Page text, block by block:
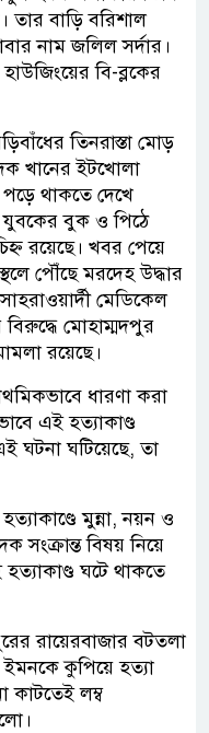
তার বাড়ি বরিশাল
নাম জলিল সর্দার।
বি-ব্লকের
তিনরাস্তা মোড়
খানের ইটখোলা
থাকতে দেখে
যুবকের বুক ও পিঠে
রয়েছে। খবর পেয়ে
পৌঁছে মরদেহ উদ্ধার
মেডিকেল
মোহাম্মদপুর
রয়েছে।
ধারণা করা
এই হত্যাকাণ্ড
ঘটনা ঘটিয়েছে, তা
মুন্না, নয়ন ও
বিষয় নিয়ে
ঘটে থাকতে
রায়েরবাজার বটতলা
কুপিয়ে হত্যা
কাটতেই লম্ব